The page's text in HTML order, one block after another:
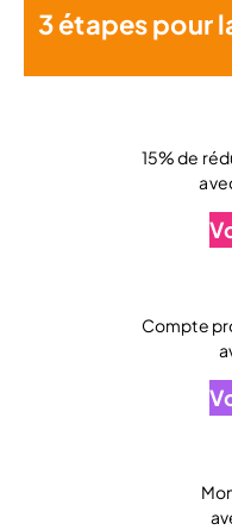
3 étapes pour
15% de
Compte